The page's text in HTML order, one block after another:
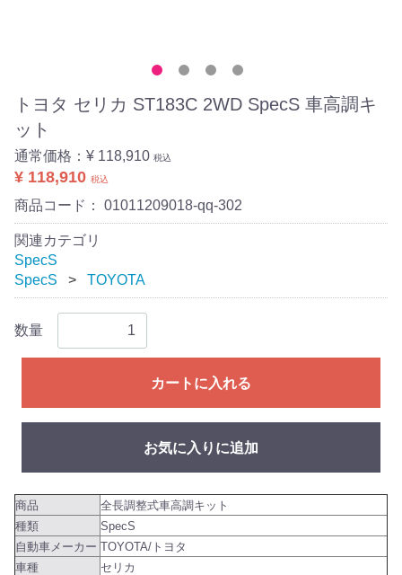
トヨタ セリカ ST183C 2WD SpecS 車高調キ
ット
通常価格： ¥ 118,910 税込
¥ 118,910 税込
商品コード： 01011209018-qq-302
関連カテゴリ
SpecS
SpecS
TOYOTA
数量
カートに入れる
お気に入りに追加
商品
全長調整式車高調キット
種類
SpecS
自動車メーカー TOYOTA/トヨタ
車種
セリカ